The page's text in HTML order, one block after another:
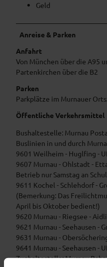
Geld
Anreise & Parken
Anfahrt
Von München über die A95
Partenkirchen über die B2
Parken
Parkplätze im Murnauer
Öffentliche Verkehrsmittel
Bushaltestelle: Murnau
Buslinien in und durch
9601 Weilheim - Huglfing -
9607 Murnau - Ohlstadt -
Betrieb nur Samstag an
9611 Kochel - Schlehdorf -
(Bemerkung: Das
April bis Oktober bedient!)
9620 Murnau - Riegsee -
9621 Murnau - Seehausen -
9631 Murnau -
9641 Murnau - Seehausen -
Zughaltestelle: Murnau